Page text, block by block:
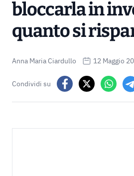
bloccarla in
quanto si
Anna Maria Ciardullo 12 Maggio
Condividi su